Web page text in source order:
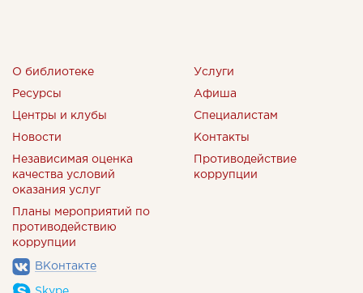
О библиотеке Услуги
Ресурсы Афиша
Центры и клубы Специалистам
Новости Контакты
Независимая оценка
качества условий
оказания услуг
Противодействие
коррупции
Планы мероприятий по
противодействию
коррупции
ВКонтакте